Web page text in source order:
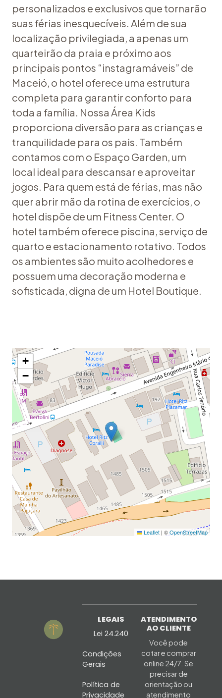
personalizados e exclusivos que tornarão
suas férias inesquecíveis. Além de sua
localização privilegiada, a apenas um
quarteirão da praia e próximo aos
principais pontos “instagramáveis” de
Maceió, o hotel oferece uma estrutura
completa para garantir conforto para
toda a família. Nossa Área Kids
proporciona diversão para as crianças e
tranquilidade para os pais. Também
contamos com o Espaço Garden, um
local ideal para descansar e aproveitar
jogos. Para quem está de férias, mas não
quer abrir mão da rotina de exercícios, o
hotel dispõe de um Fitness Center. O
hotel também oferece piscina, serviço de
quarto e estacionamento rotativo. Todos
os ambientes são muito acolhedores e
possuem uma decoração moderna e
sofisticada, digna de um Hotel Boutique.
+
−
Leaflet | ©OpenStreetMap
LEGAIS
Lei 24.240
Condições
Gerais
Política de
Privacidade
ATENDIMENTO
AO CLIENTE
Você pode
cotar e comprar
online 24/7. Se
precisar de
orientação ou
atendimento